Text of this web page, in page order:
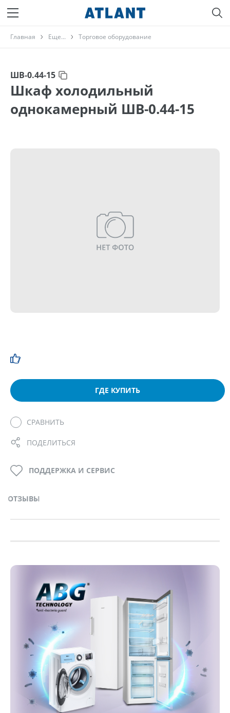
Главная Еще... Торговое оборудование
ШВ-0.44-15
Шкаф холодильный
однокамерный ШВ-0.44-15
ГДЕ КУПИТЬ
СРАВНИТЬ
ПОДЕЛИТЬСЯ
ОТЗЫВЫ
ПОДДЕРЖКА И СЕРВИС